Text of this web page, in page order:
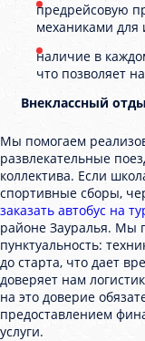
предрейсовую
механиками для
наличие в
что позволяет
Внеклассный
Мы помогаем
развлекательные
коллектива. Если
спортивные сборы,
заказать автобус на
районе Зауралья. Мы
пунктуальность:
до старта, что дает
доверяет нам
на это доверие
предоставлением
услуги.